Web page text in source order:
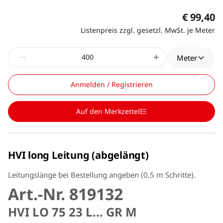
€ 99,40
Listenpreis zzgl. gesetzl. MwSt. je Meter
Meter
Anmelden / Registrieren
Auf den Merkzettel
HVI long Leitung (abgelängt)
Leitungslänge bei Bestellung angeben (0,5 m Schritte).
Art.-Nr. 819132
HVI LO 75 23 L... GR M